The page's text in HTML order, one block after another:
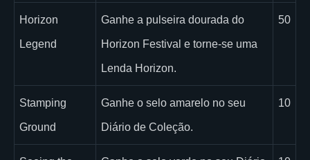
Horizon
Legend
Ganhe a pulseira dourada do
Horizon Festival e torne-se uma
Lenda Horizon.
50
Stamping
Ground
Ganhe o selo amarelo no seu
Diário de Coleção.
10